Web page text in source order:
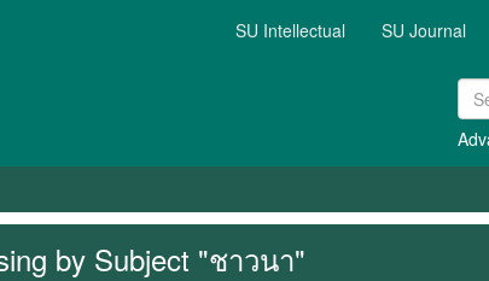
SU Intellectual SU Journal
by Subject "ชาวนา"